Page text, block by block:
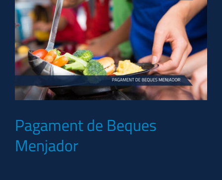
Pagament de Beques
Menjador